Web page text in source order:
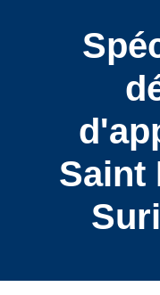
Saint